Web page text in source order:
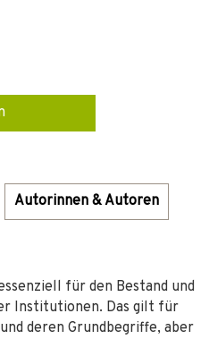
Autorinnen & Autoren
für den Bestand und
Institutionen. Das gilt für
deren Grundbegriffe, aber